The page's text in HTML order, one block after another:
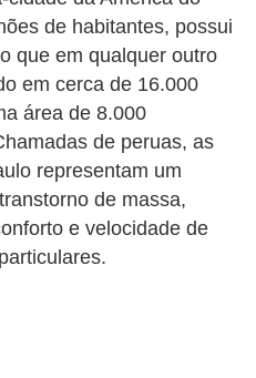
de habitantes, possui
que em qualquer outro
em cerca de 16.000
área de 8.000
de peruas, as
representam um
de massa,
e velocidade de